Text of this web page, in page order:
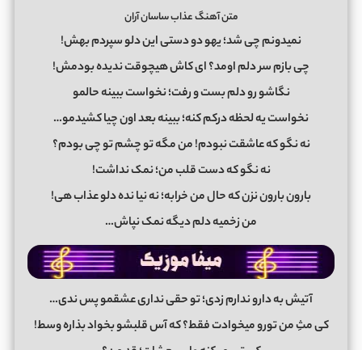
متن آهنگ عذاب ساسان آران
نمیدونم چی شد؛ یهو دو دستی این دلو سپردم بهش!
چی بازم سر دلم اومد؟ ای کاش هیچوقت ندیده بودمش!
نگاشو رو دلم بست و رفت؛ نخواست ببینه حالمو
نخواست یه لحظه درکم کنه؛ ببینه بعد اون چیا کشیدمو…
نه نگو که عاشقت نبودم! من مگه تو چشم تو چی بودم؟
نه نگو که دست قلب من؛ نمک نداشت!
بارون بارون نزن که حال من خرابه؛ نه نیا نده دلو عذاب هی!
من زخمیه دلم دیگه نمک نپاش…
آتیش به دارو ندارم زدی؛ تو حقی نداری عشقمو پس ندی…
کی مثِ من تورو میخوادت فقط؟ که آس قلبشو بخواد بذاره وسط!